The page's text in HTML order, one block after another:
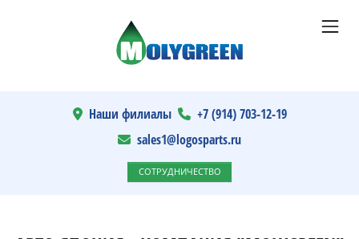
Наши филиалы
+7 (914) 703-12-19
sales1@logosparts.ru
СОТРУДНИЧЕСТВО